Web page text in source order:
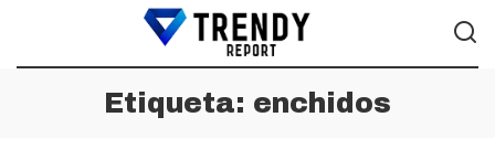
Etiqueta: enchidos